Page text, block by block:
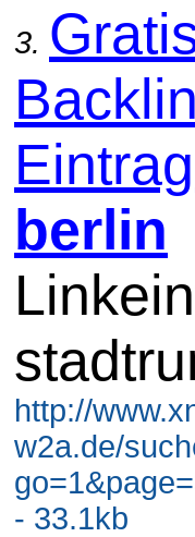
3.
berlin
http://
w2a.de/
- 33.1kb